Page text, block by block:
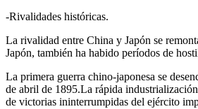
-Rivalidades históricas.
La rivalidad entre China y Japón se
Japón, también ha habido períodos de
La primera guerra chino-japonesa se
de abril de 1895.La rápida
de victorias ininterrumpidas del ejército